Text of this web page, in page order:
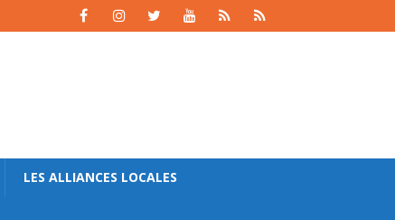
LES ALLIANCES LOCALES